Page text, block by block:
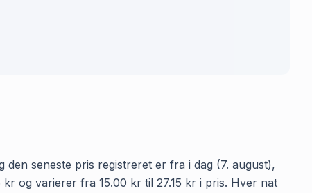
seneste pris registreret er fra i dag (7. august),
og varierer fra 15.00 kr til 27.15 kr i pris. Hver nat